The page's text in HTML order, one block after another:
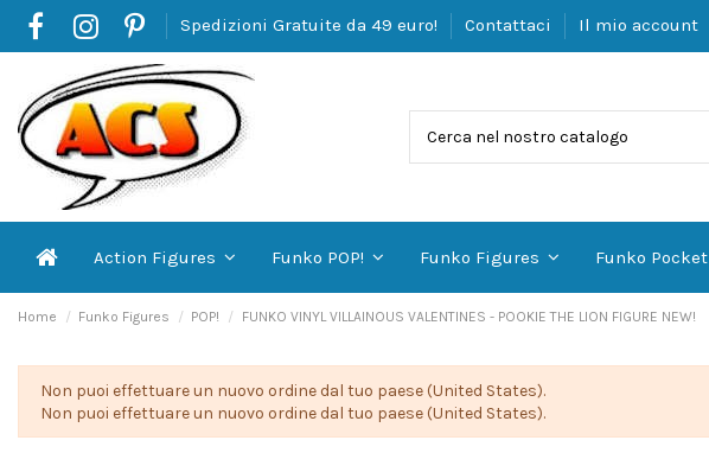
Spedizioni Gratuite da 49 euro! Contattaci Il mio account
Action Figures Funko POP! Funko Figures Funko Pocket
Home Funko Figures POP! FUNKO VINYL VILLAINOUS VALENTINES - POOKIE THE LION FIGURE NEW!
Non puoi effettuare un nuovo ordine dal tuo paese (United States).
Non puoi effettuare un nuovo ordine dal tuo paese (United States).